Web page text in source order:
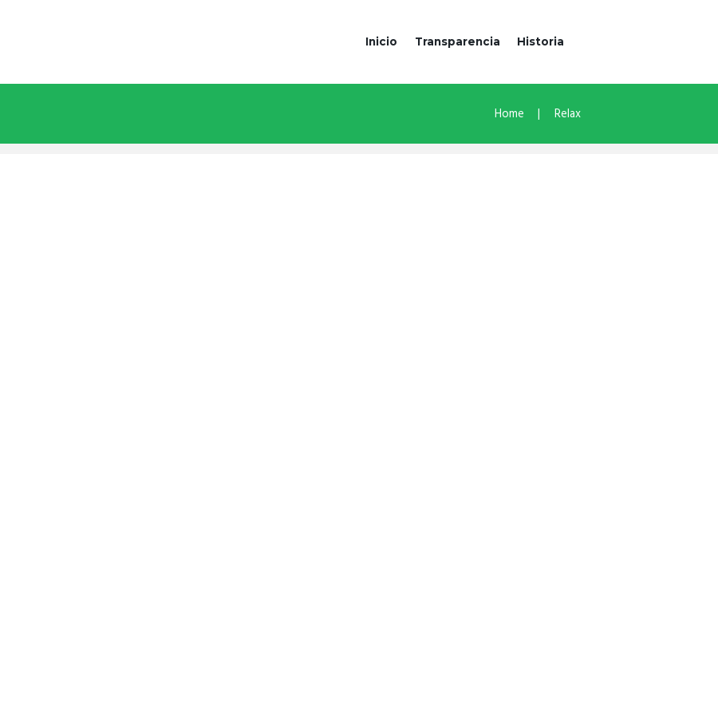
Inicio Transparencia Historia
Home Relax